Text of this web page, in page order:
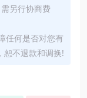
另行协商费
任何是否对您有
恕不退款和调换!